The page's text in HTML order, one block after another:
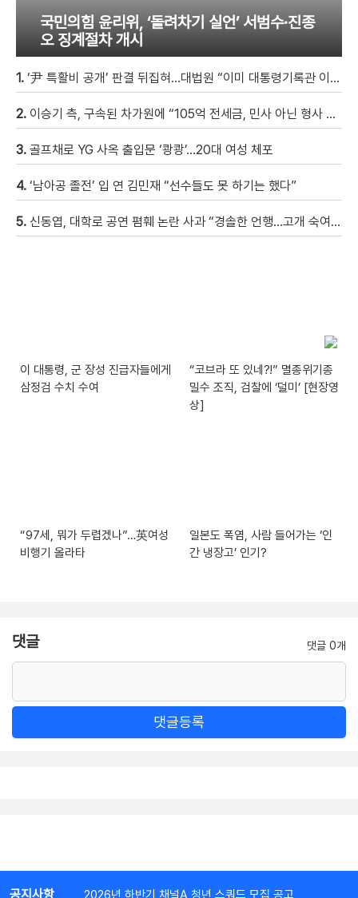
국민의힘 윤리위, ‘돌려차기 실언’ 서범수·진종
오 징계절차 개시
1. ‘尹 특활비 공개’ 판결 뒤집혀…대법원 “이미 대통령기록관 이관”
2. 이승기 측, 구속된 차가원에 “105억 전세금, 민사 아닌 형사 범죄…엄벌 원해” [자막뉴스]
3. 골프채로 YG 사옥 출입문 ‘쾅쾅’…20대 여성 체포
4. ‘남아공 졸전’ 입 연 김민재 “선수들도 못 하기는 했다”
5. 신동엽, 대학로 공연 폄훼 논란 사과 “경솔한 언행…고개 숙여 사과”
이 대통령, 군 장성 진급자들에게
삼정검 수치 수여
“코브라 또 있네?!” 멸종위기종
밀수 조직, 검찰에 ‘덜미’ [현장영
상]
“97세, 뭐가 두렵겠나”…英여성
비행기 올라타
일본도 폭염, 사람 들어가는 ‘인
간 냉장고’ 인기?
댓글 댓글 0개
댓글등록
공지사항 2026년 하반기 채널A 청년 스쿼드 모집 공고